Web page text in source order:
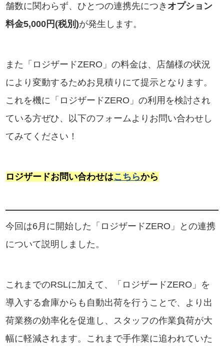
舗数に関わらず、ひとつの連携先につき オプション
料金5,000円(税別)が発生します。
また「ロジザードZERO」の料金は、店舗様の状況
により変動するためお見積りにて提示となります。
これを機に「ロジザードZERO」の利用を検討され
ている方ぜひ、以下のフォームよりお問い合わせし
てみてください！
ロジザードお問い合わせはこちらから
今回は6月に開始した「ロジザードZERO」との連携
について説明しました。
これまでのRSLに加えて、「ロジザードZERO」を
導入する倉庫からも自動出荷を行うことで、より出
荷業務の効率化を促進し、スタッフの作業負荷が大
幅に軽減されます。これまで手作業に追われていた